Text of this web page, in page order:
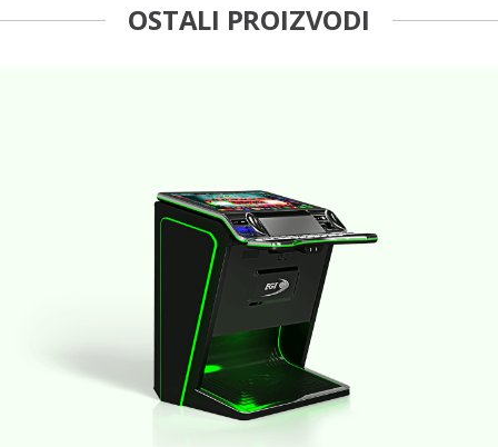
OSTALI PROIZVODI